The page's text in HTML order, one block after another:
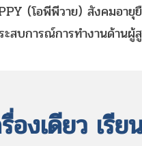
(โอพีพีวาย) สังคมอายุ
ะสบการณ์การทำงานด้านผู้
องเดียว เรี